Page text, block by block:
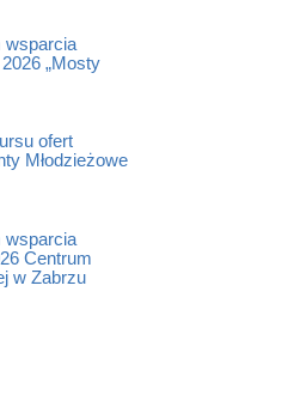
wsparcia
„Mosty
ofert
Młodzieżowe
wsparcia
Centrum
w Zabrzu